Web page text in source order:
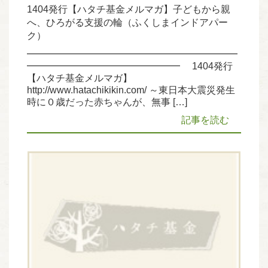
1404発行【ハタチ基金メルマガ】子どもから親
へ、ひろがる支援の輪（ふくしまインドアパー
ク）
━━━━━━━━━━━━━━━━━━━━━━
━━━━━━━━━━━━━━━━ 1404発行
【ハタチ基金メルマガ】
http://www.hatachikikin.com/ ～東日本大震災発生
時に０歳だった赤ちゃんが、無事 […]
記事を読む